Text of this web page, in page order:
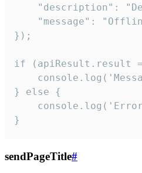
"description":
"message":
});
if (apiResult.result
} else {
}
sendPageTitle#